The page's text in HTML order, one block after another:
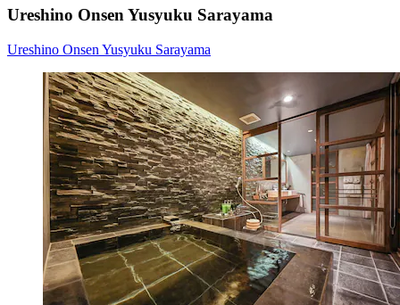
Ureshino Onsen Yusyuku Sarayama
Ureshino Onsen Yusyuku Sarayama